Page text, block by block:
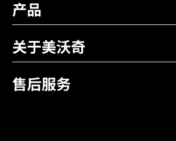
产品
关于美沃奇
售后服务